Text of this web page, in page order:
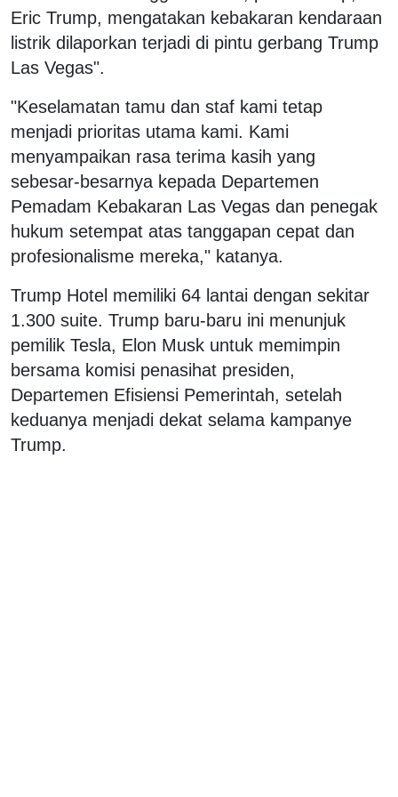
Eric Trump, mengatakan kebakaran kendaraan
listrik dilaporkan terjadi di pintu gerbang Trump
Las Vegas".
"Keselamatan tamu dan staf kami tetap
menjadi prioritas utama kami. Kami
menyampaikan rasa terima kasih yang
sebesar-besarnya kepada Departemen
Pemadam Kebakaran Las Vegas dan penegak
hukum setempat atas tanggapan cepat dan
profesionalisme mereka," katanya.
Trump Hotel memiliki 64 lantai dengan sekitar
1.300 suite. Trump baru-baru ini menunjuk
pemilik Tesla, Elon Musk untuk memimpin
bersama komisi penasihat presiden,
Departemen Efisiensi Pemerintah, setelah
keduanya menjadi dekat selama kampanye
Trump.